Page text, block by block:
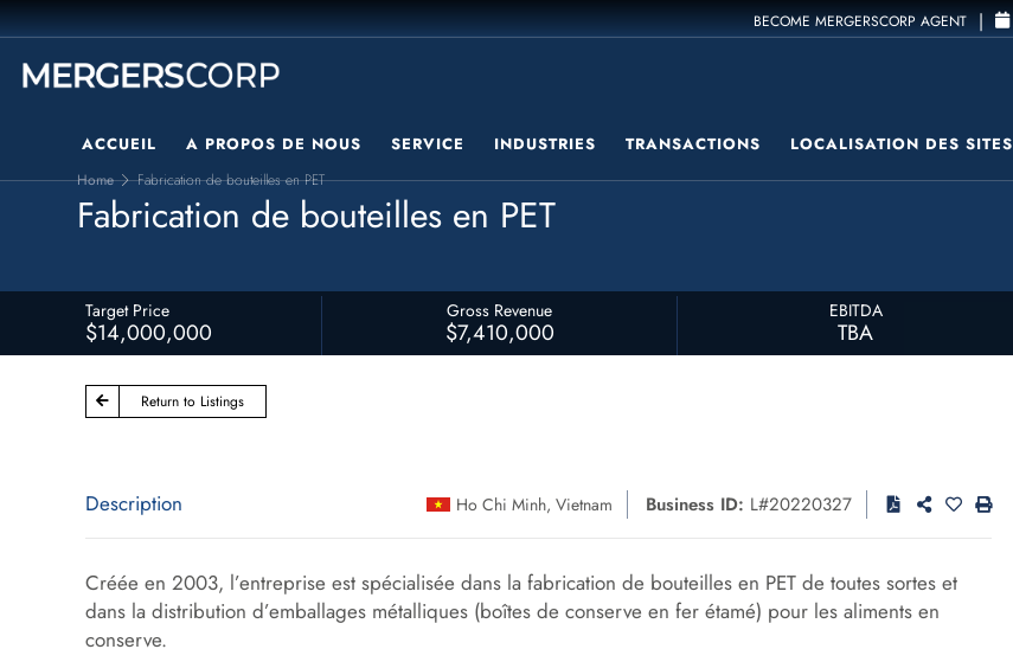
BECOME MERGERSCORP AGENT |
ACCUEIL A PROPOS DE NOUS SERVICE INDUSTRIES TRANSACTIONS LOCALISATION DES SITES
Home Fabrication de bouteilles en PET
Fabrication de bouteilles en PET
Target Price
$14,000,000
Gross Revenue
$7,410,000
EBITDA
TBA
Return to Listings
Description Ho Chi Minh, Vietnam Business ID: L#20220327
Créée en 2003, l’entreprise est spécialisée dans la fabrication de bouteilles en PET de toutes sortes et
dans la distribution d’emballages métalliques (boîtes de conserve en fer étamé) pour les aliments en
conserve.